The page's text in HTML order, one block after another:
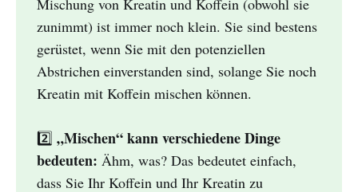
Mischung von Kreatin und Koffein (obwohl sie
zunimmt) ist immer noch klein. Sie sind bestens
gerüstet, wenn Sie mit den potenziellen
Abstrichen einverstanden sind, solange Sie noch
Kreatin mit Koffein mischen können.
2️⃣ „Mischen“ kann verschiedene Dinge
bedeuten: Ähm, was? Das bedeutet einfach,
dass Sie Ihr Koffein und Ihr Kreatin zu